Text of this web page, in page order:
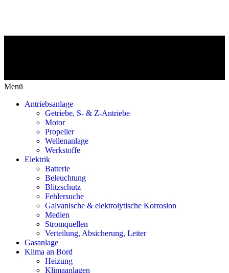
Menü
Antriebsanlage
Getriebe, S- & Z-Antriebe
Motor
Propeller
Wellenanlage
Werkstoffe
Elektrik
Batterie
Beleuchtung
Blitzschutz
Fehlersuche
Galvanische & elektrolytische Korrosion
Medien
Stromquellen
Verteilung, Absicherung, Leiter
Gasanlage
Klima an Bord
Heizung
Klimaanlagen